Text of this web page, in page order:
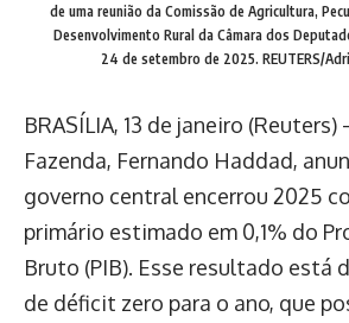
de uma reunião da Comissão de Agricultura,
Desenvolvimento Rural da Câmara dos
24 de setembro de 2025. REUTERS/
BRASÍLIA, 13 de janeiro
Fazenda, Fernando Haddad,
governo central encerrou 2025
primário estimado em 0,1% do
Bruto (PIB). Esse resultado está
de déficit zero para o ano, que